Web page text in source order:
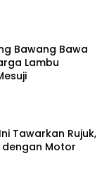
Bawang Bawa
Lambu
Tawarkan Rujuk,
Motor